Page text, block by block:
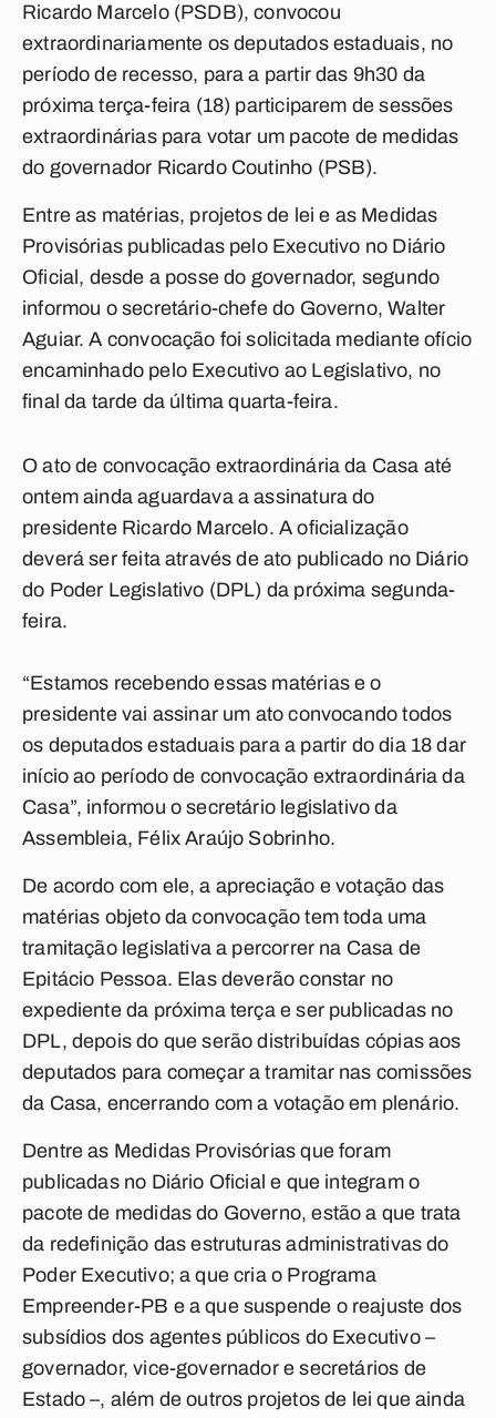
Ricardo Marcelo (PSDB), convocou
extraordinariamente os deputados estaduais, no
período de recesso, para a partir das 9h30 da
próxima terça-feira (18) participarem de sessões
extraordinárias para votar um pacote de medidas
do governador Ricardo Coutinho (PSB).
Entre as matérias, projetos de lei e as Medidas
Provisórias publicadas pelo Executivo no Diário
Oficial, desde a posse do governador, segundo
informou o secretário-chefe do Governo, Walter
Aguiar. A convocação foi solicitada mediante ofício
encaminhado pelo Executivo ao Legislativo, no
final da tarde da última quarta-feira.
O ato de convocação extraordinária da Casa até
ontem ainda aguardava a assinatura do
presidente Ricardo Marcelo. A oficialização
deverá ser feita através de ato publicado no Diário
do Poder Legislativo (DPL) da próxima segunda-
feira.
“Estamos recebendo essas matérias e o
presidente vai assinar um ato convocando todos
os deputados estaduais para a partir do dia 18 dar
início ao período de convocação extraordinária da
Casa”, informou o secretário legislativo da
Assembleia, Félix Araújo Sobrinho.
De acordo com ele, a apreciação e votação das
matérias objeto da convocação tem toda uma
tramitação legislativa a percorrer na Casa de
Epitácio Pessoa. Elas deverão constar no
expediente da próxima terça e ser publicadas no
DPL, depois do que serão distribuídas cópias aos
deputados para começar a tramitar nas comissões
da Casa, encerrando com a votação em plenário.
Dentre as Medidas Provisórias que foram
publicadas no Diário Oficial e que integram o
pacote de medidas do Governo, estão a que trata
da redefinição das estruturas administrativas do
Poder Executivo; a que cria o Programa
Empreender-PB e a que suspende o reajuste dos
subsídios dos agentes públicos do Executivo –
governador, vice-governador e secretários de
Estado –, além de outros projetos de lei que ainda